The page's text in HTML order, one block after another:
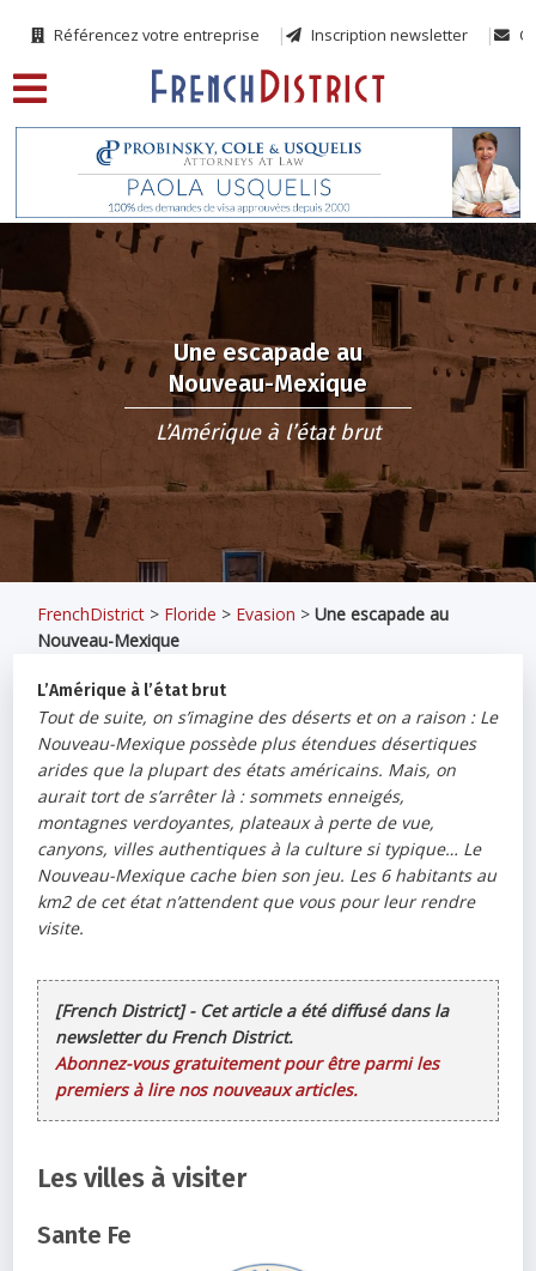
Référencez votre entreprise Inscription newsletter
Une escapade au
Nouveau-Mexique
L’Amérique à l’état brut
FrenchDistrict > Floride > Evasion >Une escapade au
Nouveau-Mexique
L’Amérique à l’état brut
Tout de suite, on s’imagine des déserts et on a raison : Le
Nouveau-Mexique possède plus étendues désertiques
arides que la plupart des états américains. Mais, on
aurait tort de s’arrêter là : sommets enneigés,
montagnes verdoyantes, plateaux à perte de vue,
canyons, villes authentiques à la culture si typique… Le
Nouveau-Mexique cache bien son jeu. Les 6 habitants au
km2 de cet état n’attendent que vous pour leur rendre
visite.
[French District] - Cet article a été diffusé dans la
newsletter du French District.
Abonnez-vous gratuitement pour être parmi les
premiers à lire nos nouveaux articles.
Les villes à visiter
Sante Fe